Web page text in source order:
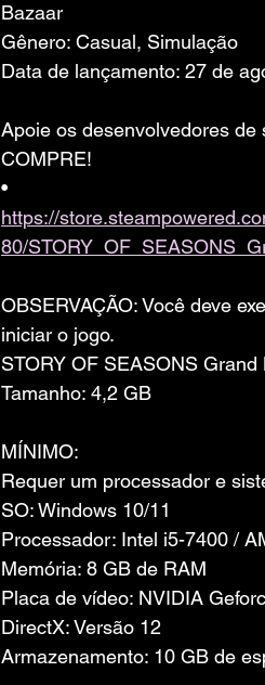
Bazaar
Gênero: Casual, Simulação
Data de lançamento: 27 de
Apoie os desenvolvedores de
COMPRE!
•
https://
80/
OBSERVAÇÃO: Você deve
iniciar o jogo.
STORY OF SEASONS
Tamanho: 4,2 GB
MÍNIMO:
Requer um processador e
SO: Windows 10/11
Processador: Intel i5-7400 /
Memória: 8 GB de RAM
Placa de vídeo: NVIDIA
DirectX: Versão 12
Armazenamento: 10 GB de